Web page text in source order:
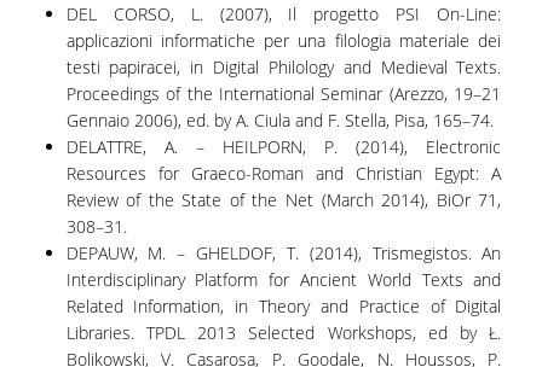
DEL CORSO, L. (2007), Il progetto PSI On-Line:
applicazioni informatiche per una filologia materiale dei
testi papiracei, in Digital Philology and Medieval Texts.
Proceedings of the International Seminar (Arezzo, 19–21
Gennaio 2006), ed. by A. Ciula and F. Stella, Pisa, 165–74.
DELATTRE, A. – HEILPORN, P. (2014), Electronic
Resources for Graeco-Roman and Christian Egypt: A
Review of the State of the Net (March 2014), BiOr 71,
308–31.
DEPAUW, M. – GHELDOF, T. (2014), Trismegistos. An
Interdisciplinary Platform for Ancient World Texts and
Related Information, in Theory and Practice of Digital
Libraries. TPDL 2013 Selected Workshops, ed by Ł.
Bolikowski, V. Casarosa, P. Goodale, N. Houssos, P.